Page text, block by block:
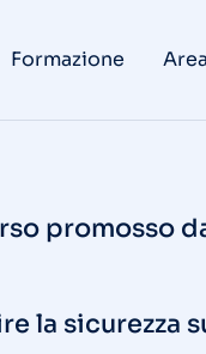
Formazione
promosso
la sicurezza